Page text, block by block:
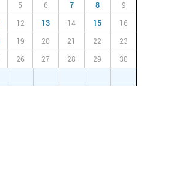
5 6 7 8 9
12 13 14 15 16
19 20 21 22 23
26 27 28 29 30